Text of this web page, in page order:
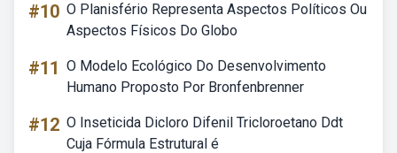
#10 O Planisfério Representa Aspectos Políticos Ou
Aspectos Físicos Do Globo
#11 O Modelo Ecológico Do Desenvolvimento
Humano Proposto Por Bronfenbrenner
#12 O Inseticida Dicloro Difenil Tricloroetano Ddt
Cuja Fórmula Estrutural é